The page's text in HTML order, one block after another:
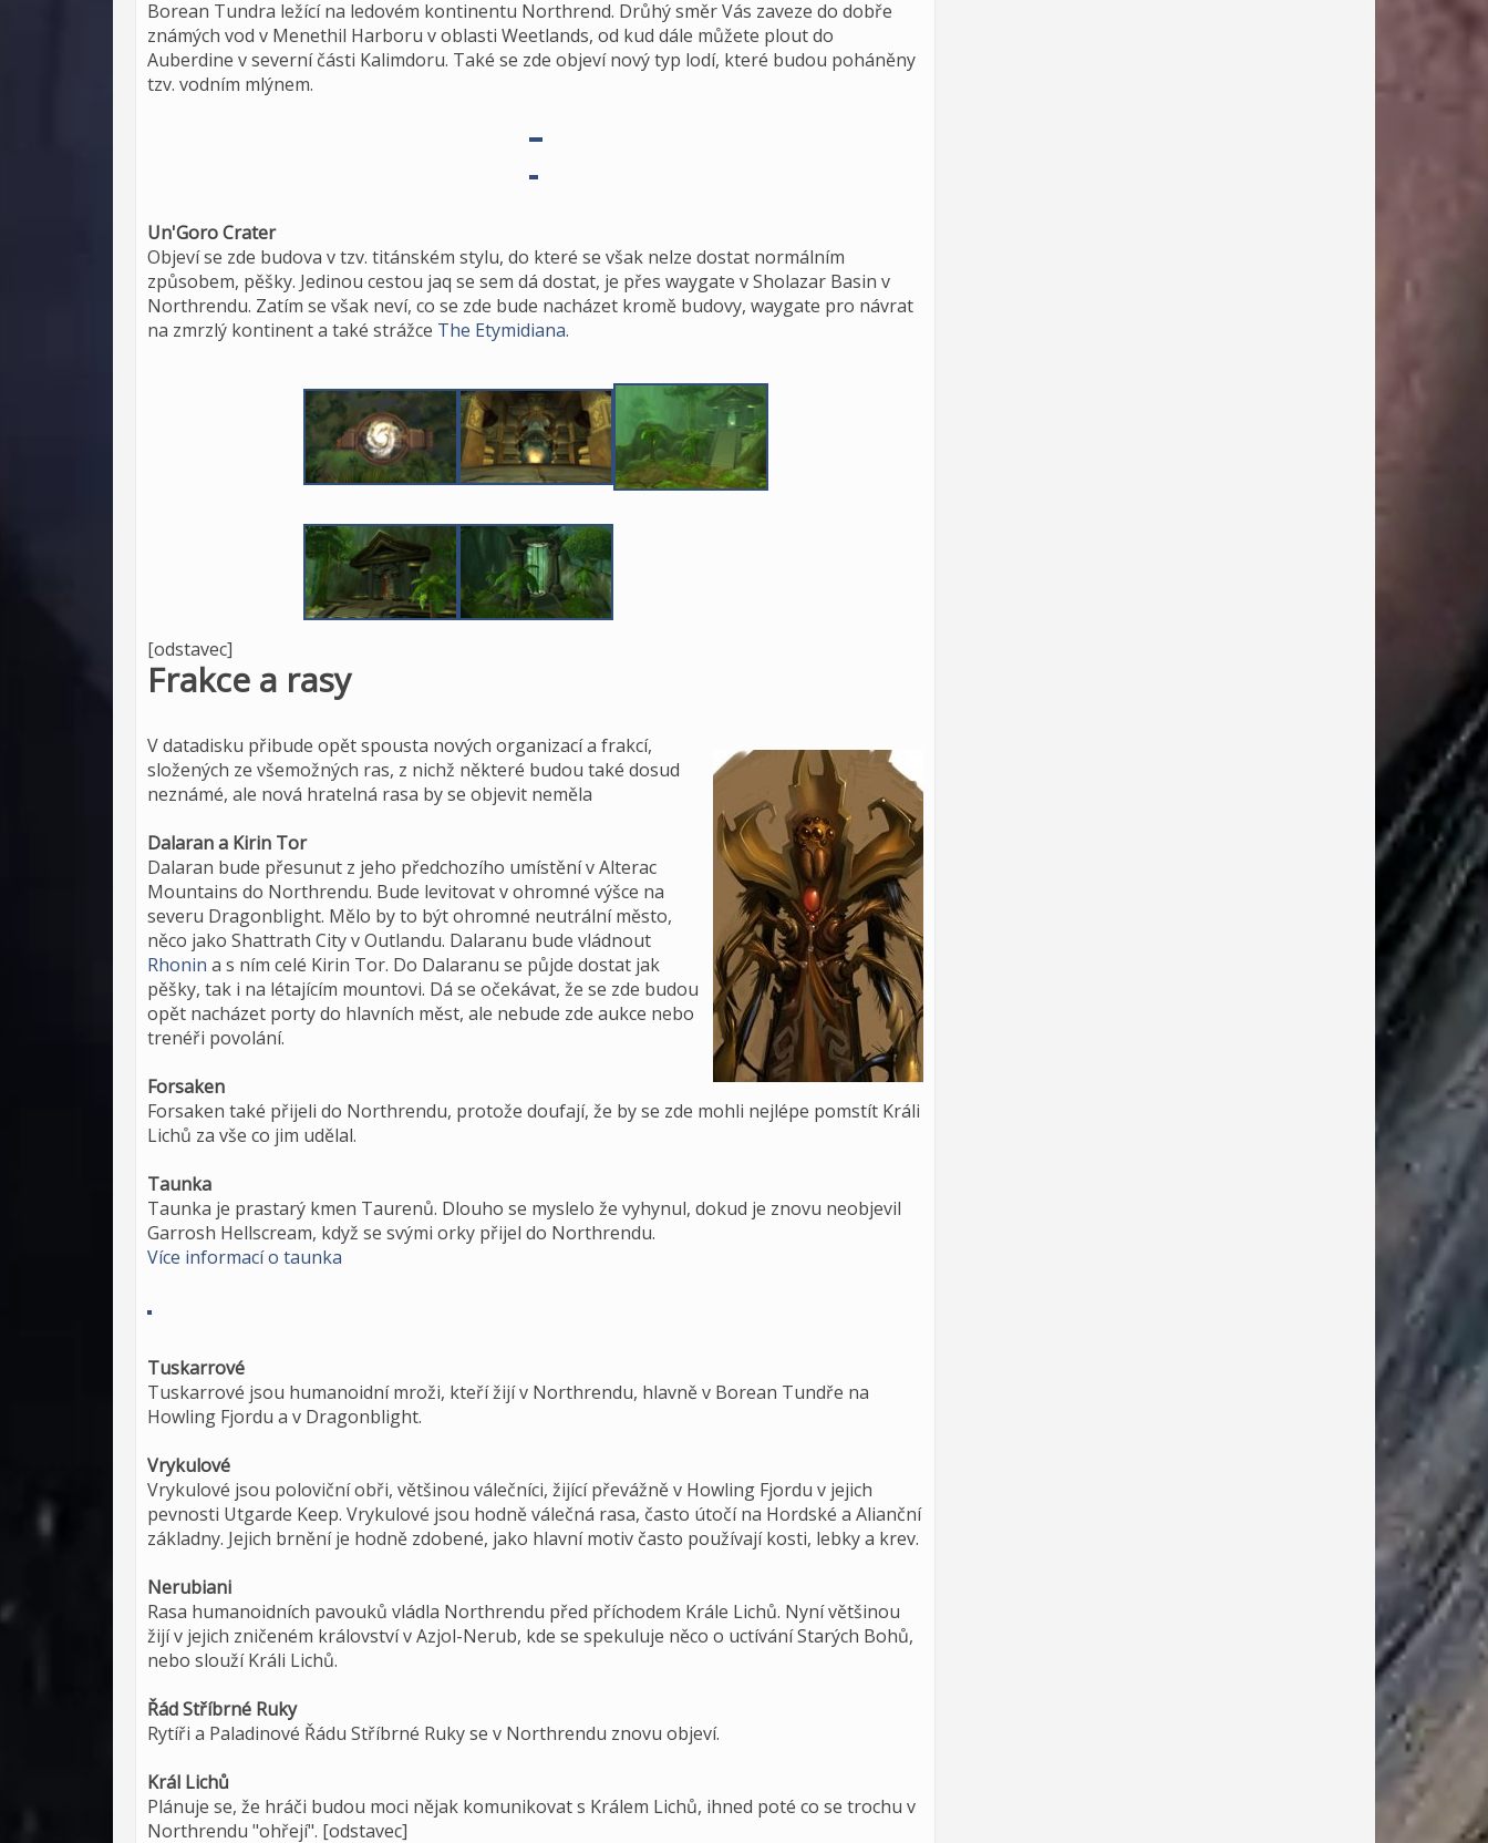
Borean Tundra ležící na ledovém kontinentu Northrend. Drůhý směr Vás zaveze do dobře
známých vod v Menethil Harboru v oblasti Weetlands, od kud dále můžete plout do
Auberdine v severní části Kalimdoru. Také se zde objeví nový typ lodí, které budou poháněny
tzv. vodním mlýnem.
Un'Goro Crater
Objeví se zde budova v tzv. titánském stylu, do které se však nelze dostat normálním
způsobem, pěšky. Jedinou cestou jaq se sem dá dostat, je přes waygate v Sholazar Basin v
Northrendu. Zatím se však neví, co se zde bude nacházet kromě budovy, waygate pro návrat
na zmrzlý kontinent a také strážce The Etymidiana.
[odstavec]
Frakce a rasy
V datadisku přibude opět spousta nových organizací a frakcí,
složených ze všemožných ras, z nichž některé budou také dosud
neznámé, ale nová hratelná rasa by se objevit neměla
Dalaran a Kirin Tor
Dalaran bude přesunut z jeho předchozího umístění v Alterac
Mountains do Northrendu. Bude levitovat v ohromné výšce na
severu Dragonblight. Mělo by to být ohromné neutrální město,
něco jako Shattrath City v Outlandu. Dalaranu bude vládnout
Rhonin a s ním celé Kirin Tor. Do Dalaranu se půjde dostat jak
pěšky, tak i na létajícím mountovi. Dá se očekávat, že se zde budou
opět nacházet porty do hlavních měst, ale nebude zde aukce nebo
trenéři povolání.
Forsaken
Forsaken také přijeli do Northrendu, protože doufají, že by se zde mohli nejlépe pomstít Králi
Lichů za vše co jim udělal.
Taunka
Taunka je prastarý kmen Taurenů. Dlouho se myslelo že vyhynul, dokud je znovu neobjevil
Garrosh Hellscream, když se svými orky přijel do Northrendu.
Více informací o taunka
Tuskarrové
Tuskarrové jsou humanoidní mroži, kteří žijí v Northrendu, hlavně v Borean Tundře na
Howling Fjordu a v Dragonblight.
Vrykulové
Vrykulové jsou poloviční obři, většinou válečníci, žijící převážně v Howling Fjordu v jejich
pevnosti Utgarde Keep. Vrykulové jsou hodně válečná rasa, často útočí na Hordské a Alianční
základny. Jejich brnění je hodně zdobené, jako hlavní motiv často používají kosti, lebky a krev.
Nerubiani
Rasa humanoidních pavouků vládla Northrendu před příchodem Krále Lichů. Nyní většinou
žijí v jejich zničeném království v Azjol-Nerub, kde se spekuluje něco o uctívání Starých Bohů,
nebo slouží Králi Lichů.
Řád Stříbrné Ruky
Rytíři a Paladinové Řádu Stříbrné Ruky se v Northrendu znovu objeví.
Král Lichů
Plánuje se, že hráči budou moci nějak komunikovat s Králem Lichů, ihned poté co se trochu v
Northrendu "ohřejí". [odstavec]